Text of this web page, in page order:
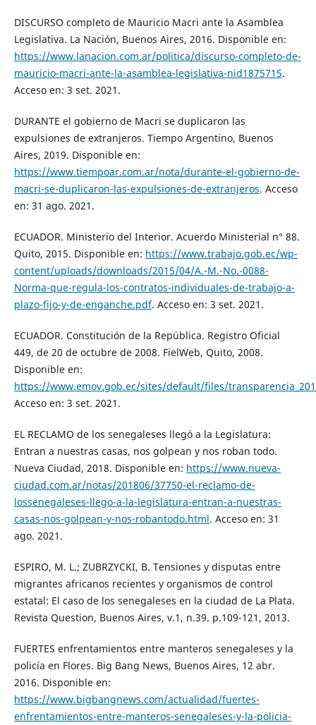
DISCURSO completo de Mauricio Macri ante la Asamblea
Legislativa. La Nación, Buenos Aires, 2016. Disponible en:
https://www.lanacion.com.ar/politica/discurso-completo-de-
mauricio-macri-ante-la-asamblea-legislativa-nid1875715.
Acceso en: 3 set. 2021.
DURANTE el gobierno de Macri se duplicaron las
expulsiones de extranjeros. Tiempo Argentino, Buenos
Aires, 2019. Disponible en:
https://www.tiempoar.com.ar/nota/durante-el-gobierno-de-
macri-se-duplicaron-las-expulsiones-de-extranjeros. Acceso
en: 31 ago. 2021.
ECUADOR. Ministerio del Interior. Acuerdo Ministerial n° 88.
Quito, 2015. Disponible en: https://www.trabajo.gob.ec/wp-
content/uploads/downloads/2015/04/A.-M.-No.-0088-
Norma-que-regula-los-contratos-individuales-de-trabajo-a-
plazo-fijo-y-de-enganche.pdf. Acceso en: 3 set. 2021.
ECUADOR. Constitución de la República. Registro Oficial
449, de 20 de octubre de 2008. FielWeb, Quito, 2008.
Disponible en:
https://www.emov.gob.ec/sites/default/files/
Acceso en: 3 set. 2021.
EL RECLAMO de los senegaleses llegó a la Legislatura:
Entran a nuestras casas, nos golpean y nos roban todo.
Nueva Ciudad, 2018. Disponible en: https://www.nueva-
ciudad.com.ar/notas/201806/37750-el-reclamo-de-
lossenegaleses-llego-a-la-legislatura-entran-a-nuestras-
casas-nos-golpean-y-nos-robantodo.html. Acceso en: 31
ago. 2021.
ESPIRO, M. L.; ZUBRZYCKI, B. Tensiones y disputas entre
migrantes africanos recientes y organismos de control
estatal: El caso de los senegaleses en la ciudad de La Plata.
Revista Question, Buenos Aires, v.1, n.39. p.109-121, 2013.
FUERTES enfrentamientos entre manteros senegaleses y la
policía en Flores. Big Bang News, Buenos Aires, 12 abr.
2016. Disponible en:
https://www.bigbangnews.com/actualidad/fuertes-
enfrentamientos-entre-manteros-senegaleses-y-la-policia-